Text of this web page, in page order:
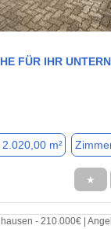
FÜR IHR
m²
★